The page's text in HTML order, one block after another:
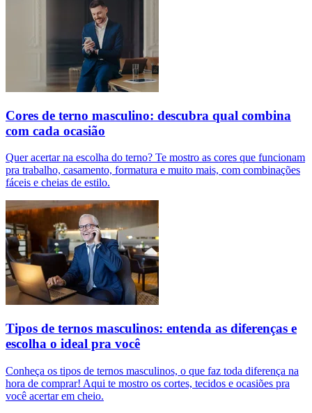
Cores de terno masculino: descubra qual combina
com cada ocasião
Quer acertar na escolha do terno? Te mostro as cores que funcionam
pra trabalho, casamento, formatura e muito mais, com combinações
fáceis e cheias de estilo.
Tipos de ternos masculinos: entenda as diferenças e
escolha o ideal pra você
Conheça os tipos de ternos masculinos, o que faz toda diferença na
hora de comprar! Aqui te mostro os cortes, tecidos e ocasiões pra
você acertar em cheio.